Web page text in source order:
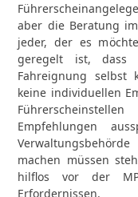
aber die Beratung
jeder, der es
geregelt ist, dass
Fahreignung selbst
keine individuellen
Empfehlungen
machen müssen
hilflos vor der
Erfordernissen.